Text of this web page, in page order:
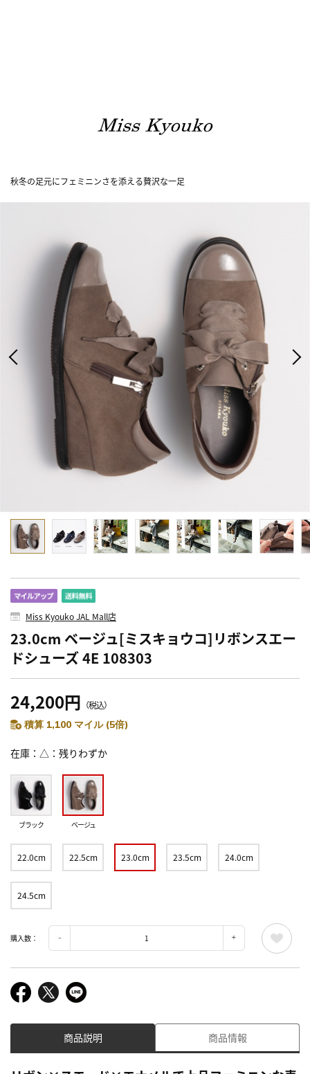
秋冬の足元にフェミニンさを添える贅沢な一足
Miss Kyouko JAL Mall店
23.0cm ベージュ[ミスキョウコ]リボンスエー
ドシューズ 4E 108303
24,200円 （税込）
積算 1,100 マイル (5倍)
在庫 △：残りわずか
ブラック ベージュ
22.0cm 22.5cm 23.0cm 23.5cm 24.0cm
24.5cm
購入数：
商品説明 商品情報